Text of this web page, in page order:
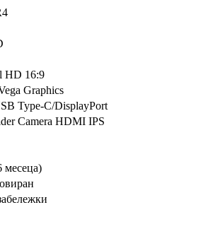
HD 16:9
Graphics
Type-C/DisplayPort
Camera HDMI IPS
месеца)